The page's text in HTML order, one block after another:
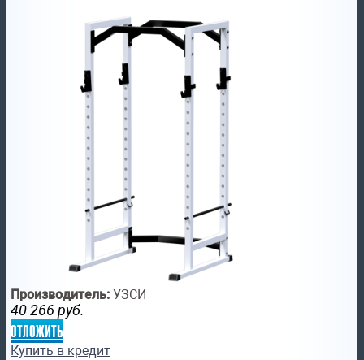
Производитель: УЗСИ
40 266 руб.
отложить
Купить в кредит